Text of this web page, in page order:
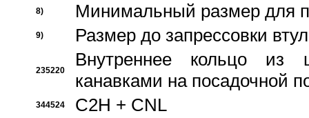
8) Минимальный размер для
9) Размер до запрессовки
235220
Внутреннее кольцо из
канавками на посадочной
344524 C2H + CNL